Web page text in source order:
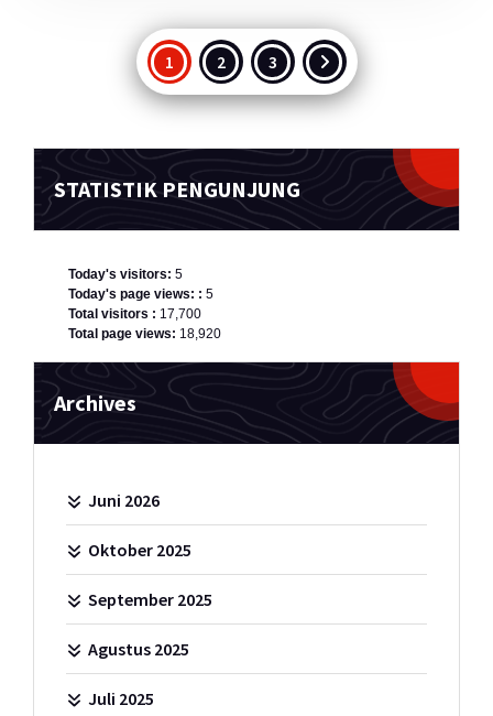
Paginasi
pos
1 2 3
STATISTIK PENGUNJUNG
Today's visitors: 5
Today's page views: : 5
Total visitors : 17,700
Total page views: 18,920
Archives
Juni 2026
Oktober 2025
September 2025
Agustus 2025
Juli 2025